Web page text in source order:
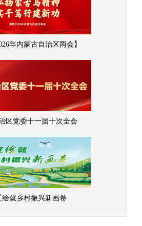
年内蒙古自治区两会】
区党委十一届十次全会
绘就乡村振兴新画卷